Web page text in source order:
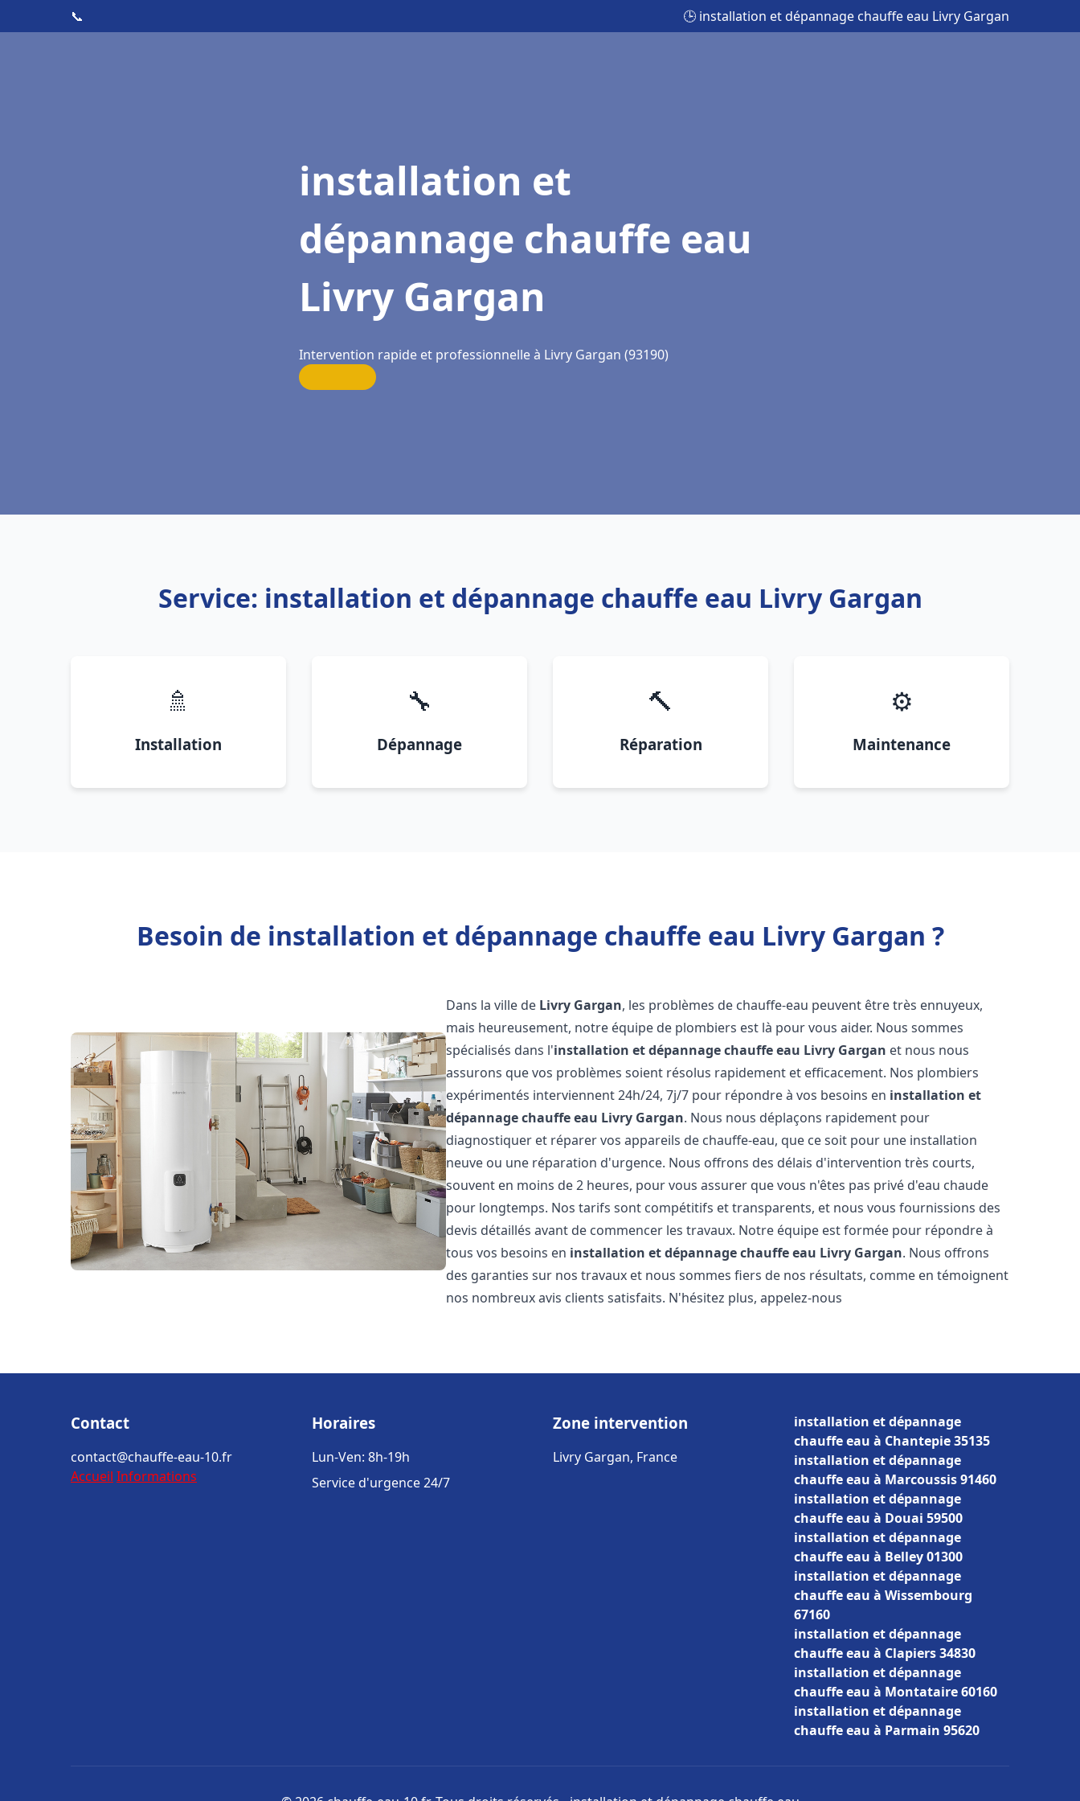
📞 🕒 installation et dépannage chauffe eau Livry Gargan
installation et
dépannage chauffe eau
Livry Gargan
Intervention rapide et professionnelle à Livry Gargan (93190)
Service: installation et dépannage chauffe eau Livry Gargan
🚿
Installation
🔧
Dépannage
🔨
Réparation
⚙️
Maintenance
Besoin de installation et dépannage chauffe eau Livry Gargan ?
Dans la ville de Livry Gargan, les problèmes de chauffe-eau peuvent être très ennuyeux,
mais heureusement, notre équipe de plombiers est là pour vous aider. Nous sommes
spécialisés dans l'installation et dépannage chauffe eau Livry Gargan et nous nous
assurons que vos problèmes soient résolus rapidement et efficacement. Nos plombiers
expérimentés interviennent 24h/24, 7j/7 pour répondre à vos besoins en installation et
dépannage chauffe eau Livry Gargan. Nous nous déplaçons rapidement pour
diagnostiquer et réparer vos appareils de chauffe-eau, que ce soit pour une installation
neuve ou une réparation d'urgence. Nous offrons des délais d'intervention très courts,
souvent en moins de 2 heures, pour vous assurer que vous n'êtes pas privé d'eau chaude
pour longtemps. Nos tarifs sont compétitifs et transparents, et nous vous fournissions des
devis détaillés avant de commencer les travaux. Notre équipe est formée pour répondre à
tous vos besoins en installation et dépannage chauffe eau Livry Gargan. Nous offrons
des garanties sur nos travaux et nous sommes fiers de nos résultats, comme en témoignent
nos nombreux avis clients satisfaits. N'hésitez plus, appelez-nous
Contact
contact@chauffe-eau-10.fr
Accueil Informations
Horaires
Lun-Ven: 8h-19h
Service d'urgence 24/7
Zone intervention
Livry Gargan, France
installation et dépannage
chauffe eau à Chantepie 35135
installation et dépannage
chauffe eau à Marcoussis 91460
installation et dépannage
chauffe eau à Douai 59500
installation et dépannage
chauffe eau à Belley 01300
installation et dépannage
chauffe eau à Wissembourg
67160
installation et dépannage
chauffe eau à Clapiers 34830
installation et dépannage
chauffe eau à Montataire 60160
installation et dépannage
chauffe eau à Parmain 95620